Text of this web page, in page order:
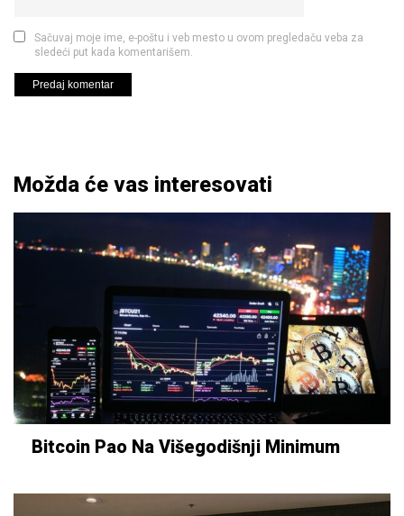
Sačuvaj moje ime, e-poštu i veb mesto u ovom pregledaču veba za
sledeći put kada komentarišem.
Možda će vas interesovati
Bitcoin Pao Na Višegodišnji Minimum